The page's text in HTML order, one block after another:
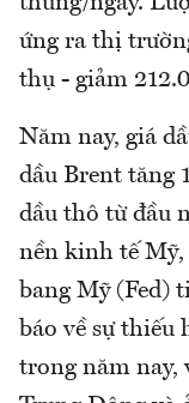
ứng ra thị
thụ - giảm
Năm nay, giá
dầu Brent tăng
dầu thô từ đầu
nền kinh tế
bang Mỹ (Fed)
báo về sự thiếu
trong năm nay,